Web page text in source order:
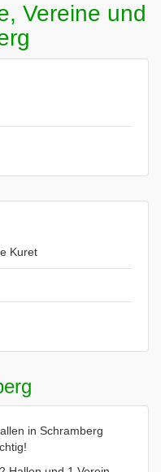
Vereine und
Kuret
in Schramberg